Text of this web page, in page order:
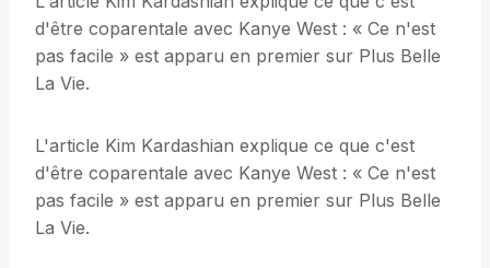
d'être coparentale avec Kanye West : « Ce n'est
pas facile » est apparu en premier sur Plus Belle
La Vie.
L'article Kim Kardashian explique ce que c'est
d'être coparentale avec Kanye West : « Ce n'est
pas facile » est apparu en premier sur Plus Belle
La Vie.